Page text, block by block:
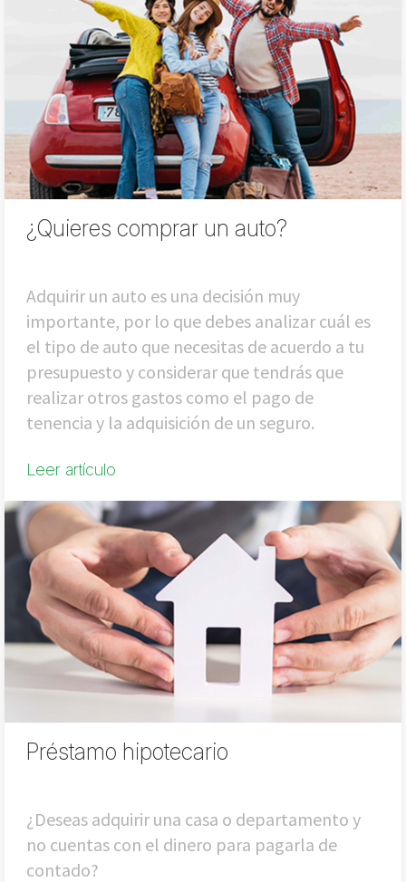
¿Quieres comprar un auto?
Adquirir un auto es una decisión muy
importante, por lo que debes analizar cuál es
el tipo de auto que necesitas de acuerdo a tu
presupuesto y considerar que tendrás que
realizar otros gastos como el pago de
tenencia y la adquisición de un seguro.
Leer artículo
Préstamo hipotecario
¿Deseas adquirir una casa o departamento y
no cuentas con el dinero para pagarla de
contado?